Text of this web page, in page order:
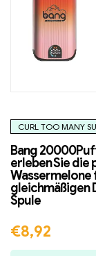
CURL TOO MANY
Bang
erleben Sie die
Wassermelone
gleichmäßigen
Spule
€8,92